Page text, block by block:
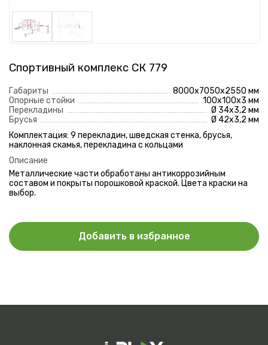
Спортивный комплекс СК 779
Габариты
8000х7050х2550 мм
Опорные стойки
100х100х3 мм
Перекладины
Ø 34х3,2 мм
Брусья
Ø 42х3,2 мм
Комплектация: 9 перекладин, шведская стенка, брусья,
наклонная скамья, перекладина с кольцами
Описание
Металлические части обработаны антикоррозийным
составом и покрыты порошковой краской. Цвета краски на
выбор.
Добавить в избранное
Нажимая на кнопку, вы даете согласие на